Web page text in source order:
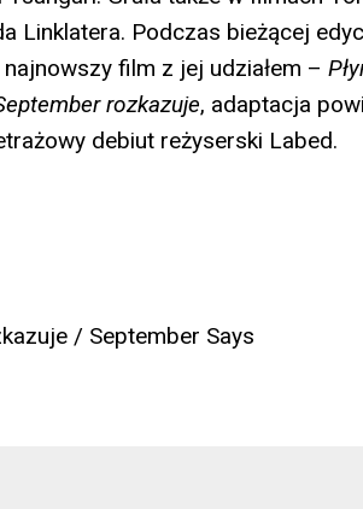
Linklatera. Podczas bieżącej
film z jej udziałem –
rozkazuje, adaptacja
debiut reżyserski Labed.
/ September Says